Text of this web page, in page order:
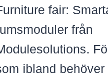
fair:
från
ibland behöver